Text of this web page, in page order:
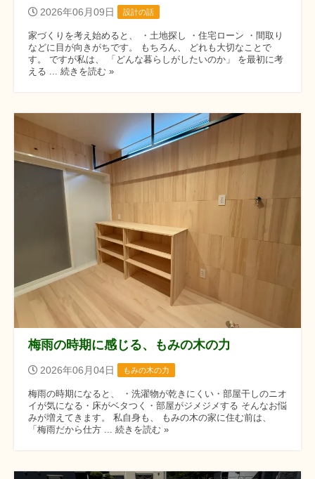
2026年06月09日 設計の話
家づくりを考え始めると、 ・土地探し ・住宅ローン ・間取り
などに目が向きがちです。 もちろん、 どれも大切なことで
す。 ですが私は、 「どんな暮らしがしたいのか」 を最初に考
える ... 続きを読む »
梅雨の時期に感じる、もみの木の力
2026年06月04日 もみの木の力
梅雨の時期になると、 ・洗濯物が乾きにくい・部屋干しのニオ
イが気になる・床がベタつく・部屋がジメジメする そんなお悩
みが増えてきます。 私自身も、 もみの木の家に住む前は、
「梅雨だから仕方 ... 続きを読む »